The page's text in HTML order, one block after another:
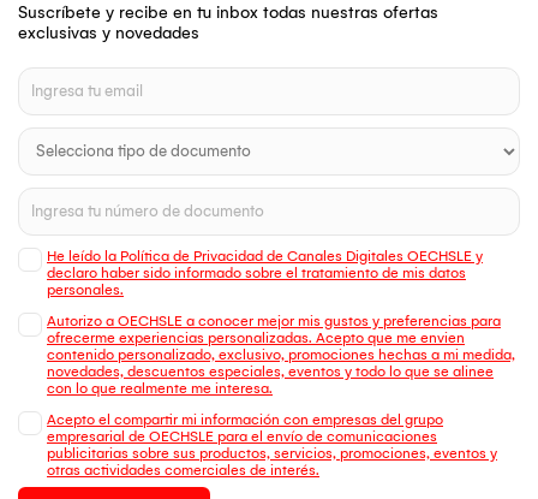
Suscríbete y recibe en tu inbox todas nuestras ofertas
exclusivas y novedades
He leído la Política de Privacidad de Canales Digitales OECHSLE y
declaro haber sido informado sobre el tratamiento de mis datos
personales.
Autorizo a OECHSLE a conocer mejor mis gustos y preferencias para
ofrecerme experiencias personalizadas. Acepto que me envien
contenido personalizado, exclusivo, promociones hechas a mi medida,
novedades, descuentos especiales, eventos y todo lo que se alinee
con lo que realmente me interesa.
Acepto el compartir mi información con empresas del grupo
empresarial de OECHSLE para el envío de comunicaciones
publicitarias sobre sus productos, servicios, promociones, eventos y
otras actividades comerciales de interés.